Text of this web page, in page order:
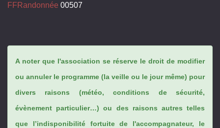
FFRandonnée 00507
A noter que l'association se réserve le droit de modifier
ou annuler le programme (la veille ou le jour même) pour
divers raisons (météo, conditions de sécurité,
évènement particulier…) ou des raisons autres telles
que l’indisponibilité fortuite de l'accompagnateur, le